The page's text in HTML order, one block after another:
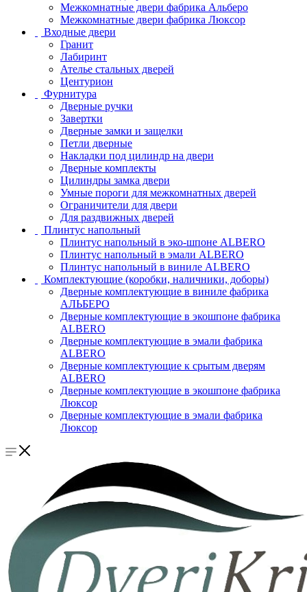
Межкомнатные двери фабрика Альберо
Межкомнатные двери фабрика Люксор
Входные двери
Гранит
Лабиринт
Ателье стальных дверей
Центурион
Фурнитура
Дверные ручки
Завертки
Дверные замки и защелки
Петли дверные
Накладки под цилиндр на двери
Дверные комплекты
Цилиндры замка двери
Умные пороги для межкомнатных дверей
Ограничители для двери
Для раздвижных дверей
Плинтус напольный
Плинтус напольный в эко-шпоне ALBERO
Плинтус напольный в эмали ALBERO
Плинтус напольный в виниле ALBERO
Комплектующие (коробки, наличники, доборы)
Дверные комплектующие в виниле фабрика
АЛЬБЕРО
Дверные комплектующие в экошпоне фабрика
ALBERO
Дверные комплектующие в эмали фабрика
ALBERO
Дверные комплектующие к срытым дверям
ALBERO
Дверные комплектующие в экошпоне фабрика
Люксор
Дверные комплектующие в эмали фабрика
Люксор